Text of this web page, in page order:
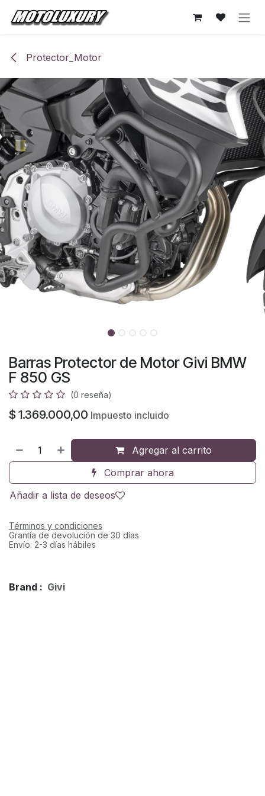
Ir al contenido
Protector_Motor
Barras Protector de Motor Givi BMW
F 850 GS
(0 reseña)
$ 1.369.000,00 Impuesto incluido
Agregar al carrito
Comprar ahora
Añadir a lista de deseos
Términos y condiciones
Grantía de devolución de 30 días
Envío: 2-3 días hábiles
Brand : Givi